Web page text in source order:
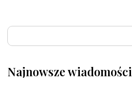
Najnowsze wiadomości